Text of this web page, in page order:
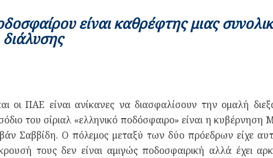
είναι καθρέφτης μιας
διάλυσης
ΠΑΕ είναι ανίκανες να διασφαλίσουν την ομαλή
του σίριαλ «ελληνικό ποδόσφαιρο» είναι η κυβέρνηση
Σαββίδη. Ο πόλεμος μεταξύ των δύο πρόεδρων είχε
τους δεν είναι αμιγώς ποδοσφαιρική αλλά έχει